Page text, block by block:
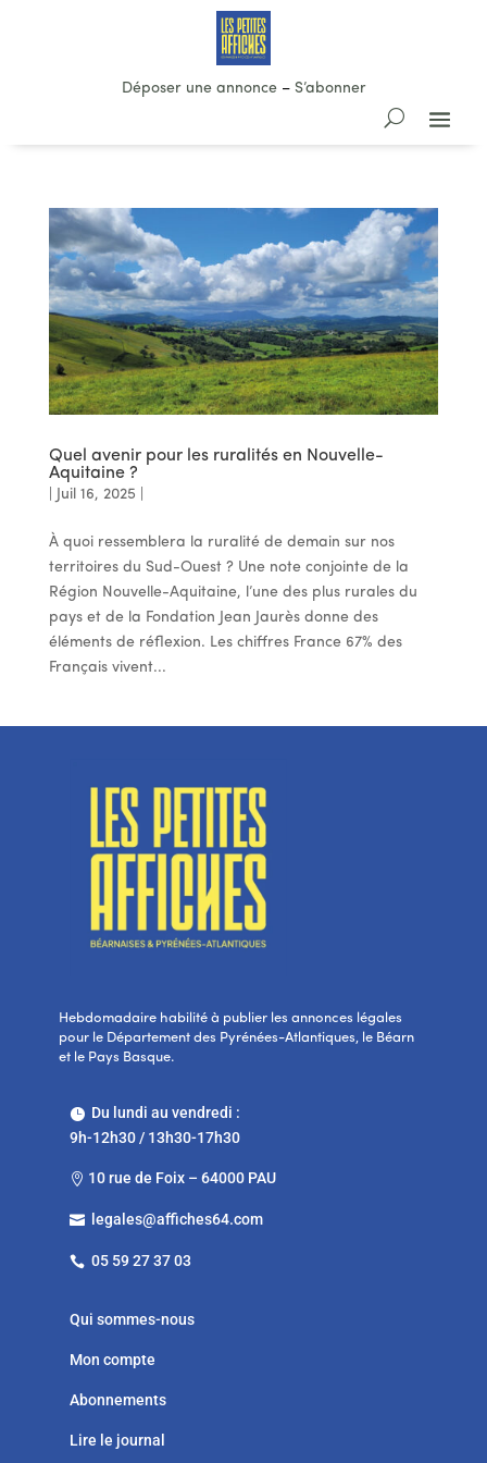
Déposer une annonce– S’abonner
Quel avenir pour les ruralités en Nouvelle-
Aquitaine ?
Juil 16, 2025
À quoi ressemblera la ruralité de demain sur nos
territoires du Sud-Ouest ? Une note conjointe de la
Région Nouvelle-Aquitaine, l’une des plus rurales du
pays et de la Fondation Jean Jaurès donne des
éléments de réflexion. Les chiffres France 67% des
Français vivent...
Hebdomadaire habilité à publier les annonces légales
pour le Département des Pyrénées-Atlantiques, le Béarn
et le Pays Basque.
Du lundi au vendredi :
9h-12h30 / 13h30-17h30
 10 rue de Foix – 64000 PAU
 legales@affiches64.com
 05 59 27 37 03
Qui sommes-nous
Mon compte
Abonnements
Lire le journal